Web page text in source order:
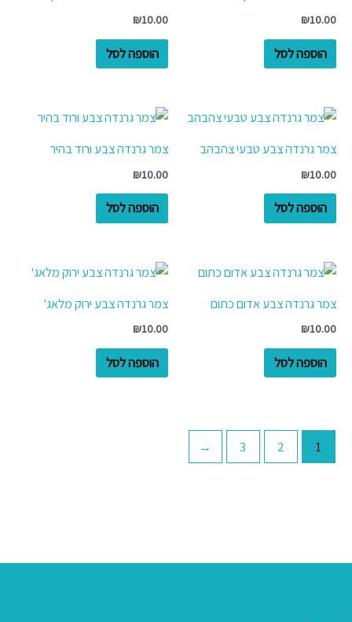
₪10.00
הוספה לסל
₪10.00
הוספה לסל
צמר גרנדה צבע טבעי צהבהב
₪10.00
הוספה לסל
צמר גרנדה צבע ורוד בהיר
₪10.00
הוספה לסל
צמר גרנדה צבע אדום כתום
₪10.00
הוספה לסל
צמר גרנדה צבע ירוק מלאג'
₪10.00
הוספה לסל
1
2
3
←